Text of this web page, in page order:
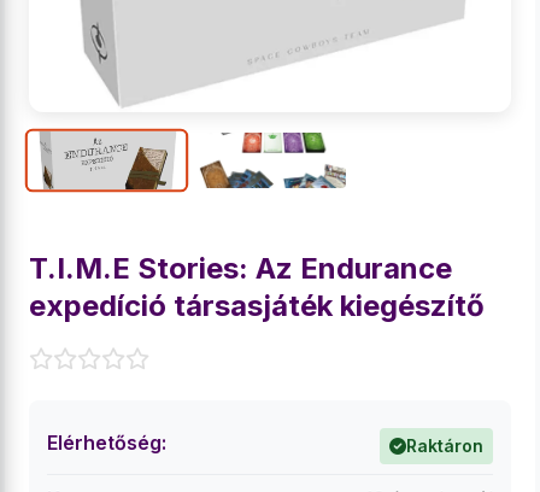
T.I.M.E Stories: Az Endurance
expedíció társasjáték kiegészítő
Elérhetőség: Raktáron